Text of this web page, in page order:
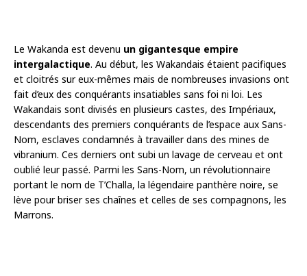
Le Wakanda est devenu un gigantesque empire
intergalactique. Au début, les Wakandais étaient pacifiques
et cloitrés sur eux-mêmes mais de nombreuses invasions ont
fait d’eux des conquérants insatiables sans foi ni loi. Les
Wakandais sont divisés en plusieurs castes, des Impériaux,
descendants des premiers conquérants de l’espace aux Sans-
Nom, esclaves condamnés à travailler dans des mines de
vibranium. Ces derniers ont subi un lavage de cerveau et ont
oublié leur passé. Parmi les Sans-Nom, un révolutionnaire
portant le nom de T’Challa, la légendaire panthère noire, se
lève pour briser ses chaînes et celles de ses compagnons, les
Marrons.